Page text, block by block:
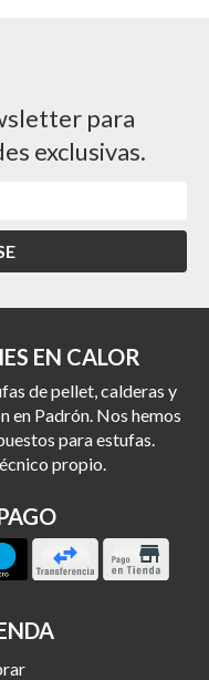
para
exclusivas.
EN CALOR
de pellet, calderas y
en Padrón. Nos hemos
para estufas.
propio.